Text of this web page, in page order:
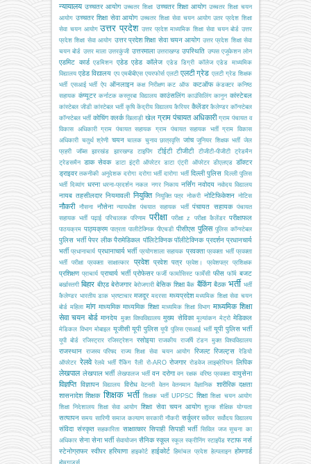
न्यायालय उच्चतर आयोग उच्चतर शिक्षा उच्चतर शिक्षा आयोग उच्चतर शिक्षा चयन
आयोग उच्चतर शिक्षा सेवा आयोग उच्चतर शिक्षा सेवा चयन आयोग उतर प्रदेश शिक्षा
सेवा चयन आयोग उत्तर प्रदेश उत्तर प्रदेश माध्यमिक शिक्षा सेवा चयन बोर्ड उत्तर
प्रदेश शिक्षा सेवा आयोग उत्तर प्रदेश शिक्षा सेवा चयन आयोग उत्तर प्रदेश शिक्षा सेवा
चयन बोर्ड उत्तर माला उत्तरकुंजी उत्तरमाला उत्तराखण्ड उपस्थिति उप्पस एजूकेशन लोन
एडमिट कार्ड एडमिशन एडेड एडेड कॉलेज एडेड डिग्री कॉलेज एडेड माध्यमिक
विद्यालय एडेड विद्यालय एप एमबीबीएस एयरफोर्स एलटी एलटी ग्रेड एलटी ग्रेड शिक्षक
भर्ती एसआई भर्ती ऐप ऑनलाइन कक्ष निरीक्षण कट ऑफ कटऑफ कंडक्टर कनिष्ठ
सहायक कंप्यूटर कर्नाटक कस्तूरबा विद्यालय काउंसलिंग काउंसिलिंग कानून कांस्टेबल
कांस्टेबल जीडी कांस्टेबल भर्ती कृषि केंद्रीय विद्यालय कैरियर कैलेंडर कैलेण्डर कॉन्स्टेबल
कॉन्स्टेबल भर्ती कोचिंग क्लर्क खिलाड़ी खेल ग्राम पंचायत अधिकारी ग्राम पंचायत व
विकास अधिकारी ग्राम पंचायत सहायक ग्राम पंचायत सहायक भर्ती ग्राम विकास
अधिकारी चतुर्थ श्रेणी चयन चालक चुनाव छात्रवृत्ति जांच जूनियर शिक्षक भर्ती जेल
प्रहरी
जॉब्स झारखंड झारखण्ड टाइपिंग टीईटी टीजीटी टीजीटी-पीजीटी
ट्रेडमैन
ट्रेडसमैन डाक सेवक डाटा इंट्री ऑपरेटर डाटा एंट्री ऑपरेटर डीएलएड डॉक्टर
ड्राइवर तकनीकी अनुदेशक दरोगा दरोगा भर्ती दारोगा भर्ती दिल्ली पुलिस दिल्ली पुलिस
भर्ती दिव्यांग धरना धरना-प्रदर्शन नकल नगर निकाय नर्सिंग नवोदय नवोदय विद्यालय
नायब तहसीलदार नियमावली नियुक्ति नियुक्ति पत्र नोकरी नोटिफिकेशन नोटिस
नौकरी नौसना नौसेना न्यायधीश पंचयात सहायक भर्ती पंचायत सहायक पंचायत
सहायक भर्ती पढ़ाई परिचालक परिणाम परीक्षा परीक्षा z परीक्षा कैलेंडर परीक्षाफल
पाठयक्रम पाठ्यक्रम पात्रता पालीटेक्निक पीएचडी पीसीएस पुलिस पुलिस कॉन्स्टेबल
पुलिस भर्ती पेपर लीक पैरामेडिकल पॉलिटेक्निक पॉलीटेक्निक प्रदर्शन प्रधानचार्य
भर्ती प्रधानाचार्य प्रधानाचार्य भर्ती प्रयोगशाला सहायक प्रवक्ता प्रवक्ता भर्ती प्रवक्ता
भर्ती परीक्षा
प्रवक्ता साक्षात्कार प्रवेश प्रवेश पत्र प्रवेश। प्रवेशपत्र प्रशिक्षक
प्रशिक्षण प्राचार्य प्राचार्य भर्ती प्रोफेसर फर्जी फार्मासिस्ट फार्मेसी फीस फॉर्म बजट
बर्खास्तगी बिहार बीएड बेरोजगार बेरोजगारी बेसिक शिक्षा बैंक बैंकिंग बैठक भर्ती भर्ती
कैलेण्डर भारतीय डाक भ्रष्टाचार मजदूर मदरसा मध्यप्रदेश मध्यमिक शिक्षा सेवा चयन
बोर्ड महिला मांग माध्यमिक माध्यमिक शिक्षा माध्यमिक शिक्षा विभाग माध्यमिक शिक्षा
सेवा चयन बोर्ड मानदेय मुक्त विश्वविद्यालय मुख्य सेविका मूल्यांकन मेट्रो मेडिकल
मेडिकल विभाग मोबाइल यूजीसी यूपी पुलिस यूपी पुलिस एसआई भर्ती यूपी पुलिस भर्ती
यूपी बोर्ड रजिस्ट्रार रजिस्ट्रेशन रसोइया राजकीय राजर्षि टंडन मुक्त विश्वविद्यालय
राजस्थान राजस्व परिषद राज्य शिक्षा सेवा चयन आयोग रिजल्ट रिजल्ट्स
रेडियो
ऑपरेटर रेलवे रेलवे भर्ती रैंकिंग रैली रो-ARO रोजगार रोडवेज लाइब्रेरियन लिपिक
लेखपाल लेखपाल भर्ती लेखपालज भर्ती वन दरोगा वन रक्षक वरिष्ठ प्रवक्ता वायुसेना
विज्ञप्ति विज्ञापन विद्यालय विरोध वेटनरी वेतन वेतनमान वैज्ञानिक
शारीरिक दक्षता
शासनादेश शिक्षक शिक्षक भर्ती शिक्षक भर्ती UPPSC शिक्षा शिक्षा चयन आयोग
शिक्षा निदेशालय शिक्षा सेवा आयोग शिक्षा सेवा चयन आयोग शुल्क शैक्षिक योग्यता
सत्यापन समय सारिणी समाज कल्याण सरकारी नौकरी सर्कुलर सर्वेयर सर्वोदय विद्यालय
संविदा संस्कृत सहकारिता साक्षात्कार सिपाही सिपाही भर्ती सिविल जज सूचना का
अधिकार सेना सेना भर्ती सेवायोजन सैनिक स्कूल स्कूल स्क्रीनिंग स्टाइपेंड स्टाफ नर्स
स्टेनोग्राफर स्वीपर हरियाणा हाइकोर्ट हाईकोर्ट हिमांचल प्रदेश हेल्पलाइन होमगार्ड
होमगार्ड्स